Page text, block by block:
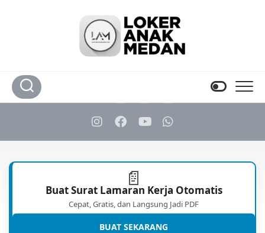
📄
Buat Surat Lamaran Kerja Otomatis
Cepat, Gratis, dan Langsung Jadi PDF
BUAT SEKARANG